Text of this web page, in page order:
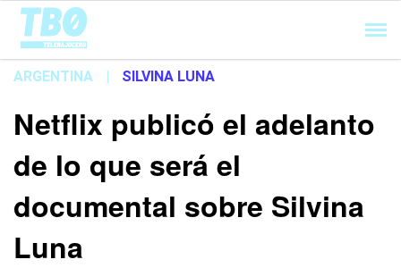
Cargando...
ARGENTINA | SILVINA LUNA
Netflix publicó el adelanto
de lo que será el
documental sobre Silvina
Luna